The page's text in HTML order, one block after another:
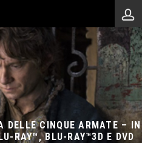
CINQUE ARMATE – IN
RAY™, BLU-RAY™3D E DVD